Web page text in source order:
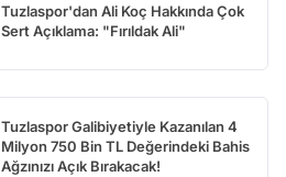
Tuzlaspor'dan Ali Koç Hakkında Çok
Sert Açıklama: "Fırıldak Ali"
Tuzlaspor Galibiyetiyle Kazanılan 4
Milyon 750 Bin TL Değerindeki Bahis
Ağzınızı Açık Bırakacak!